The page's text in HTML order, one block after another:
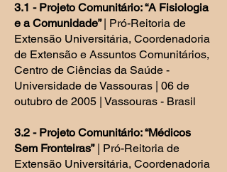
3.1 - Projeto Comunitário: “A Fisiologia
e a Comunidade”| Pró-Reitoria de
Extensão Universitária, Coordenadoria
de Extensão e Assuntos Comunitários,
Centro de Ciências da Saúde -
Universidade de Vassouras | 06 de
outubro de 2005 | Vassouras - Brasil
3.2 - Projeto Comunitário: “Médicos
Sem Fronteiras”| Pró-Reitoria de
Extensão Universitária, Coordenadoria